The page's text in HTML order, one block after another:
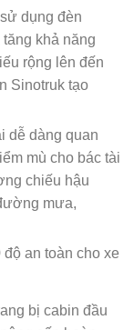
dụng đèn
khả năng
rộng lên đến
Sinotruk tạo
dễ dàng quan
mù cho bác tài
chiếu hậu
mưa,
an toàn cho xe
bị cabin đầu